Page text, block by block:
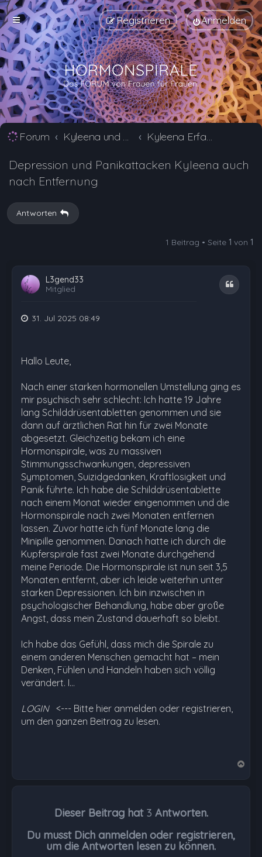
Anmelden
Registrieren
Forum Kyleena und Jaydess Erfahrungsberichte und Nebenwirkungen Kyleena Erfahrungsberichte und Nebenwirkungen
Depression und Panikattacken Kyleena auch
nach Entfernung
Antworten
1 Beitrag • Seite 1 von 1
L3gend33
Mitglied
Zitat
31. Jul 2025 08:49
Hallo Leute,
Nach einer starken hormonellen Umstellung ging es
mir psychisch sehr schlecht: Ich hatte 19 Jahre
lang Schilddrüsentabletten genommen und sie
dann auf ärztlichen Rat hin für zwei Monate
abgesetzt. Gleichzeitig bekam ich eine
Hormonspirale, was zu massiven
Stimmungsschwankungen, depressiven
Symptomen, Suizidgedanken, Kraftlosigkeit und
Panik führte. Ich habe die Schilddrüsentablette
nach einem Monat wieder eingenommen und die
Hormonspirale nach zwei Monaten entfernen
lassen. Zuvor hatte ich fünf Monate lang die
Minipille genommen. Danach hatte ich durch die
Kupferspirale fast zwei Monate durchgehend
meine Periode. Die Hormonspirale ist nun seit 3,5
Monaten entfernt, aber ich leide weiterhin unter
starken Depressionen. Ich bin inzwischen in
psychologischer Behandlung, habe aber große
Angst, dass mein Zustand dauerhaft so bleibt.
Ich habe das Gefühl, dass mich die Spirale zu
einem anderen Menschen gemacht hat – mein
Denken, Fühlen und Handeln haben sich völlig
verändert. I…
LOGIN <--- Bitte hier anmelden oder registrieren,
um den ganzen Beitrag zu lesen.
Dieser Beitrag hat 3 Antworten.
Du musst Dich anmelden oder registrieren,
um die Antworten lesen zu können.